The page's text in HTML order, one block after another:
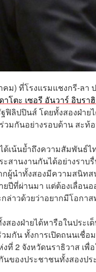
ม) ที่โรงแรมแชงกรี-ลา
ดาโตะ เซอรี อันวาร์ อิบรา
ฟิลิปปินส์ โดยทั้งสองฝ่า
วมกันอย่างรอบด้าน สะ
ด้เน้นย้ำถึงความสัมพันธ์ไ
ะสานงานกันได้อย่างรา
กผู้นำทั้งสองมีความสนิทส
ปีที่ผ่านมา แต่ต้องเลื่อน
ล่าวด้วยว่าอยากมีโอกา
สองฝ่ายได้หารือในประ
มกัน ทั้งการเปิดถนนเชื่อ
ที่ 2 จังหวัดนราธิวาส เพื่
นของประชาชนทั้งสองปร